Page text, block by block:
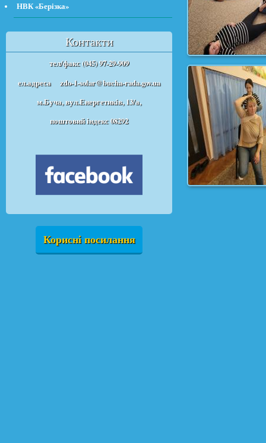
НВК «Берізка»
Контакти
тел/факс (045) 97-29-909
ел.адреса zdo-1-solar@bucha-rada.gov.ua
м.Буча, вул.Енергетиків, 13/а,
поштовий індекс 08292
Корисні посилання